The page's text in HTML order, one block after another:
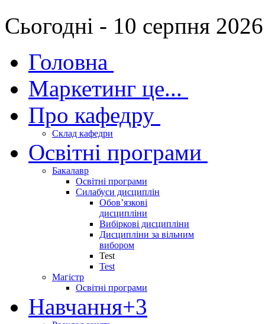
Сьогодні - 10 серпня
Головна
Маркетинг це...
Про кафедру
Склад кафедри
Освітні програми
Бакалавр
Освітні програми
Силабуси дисциплін
Обов’язкові
дисципліни
Вибіркові дисципліни
Дисципліни за вільним
вибором
Test
Test
Магістр
Освітні програми
Навчання+3